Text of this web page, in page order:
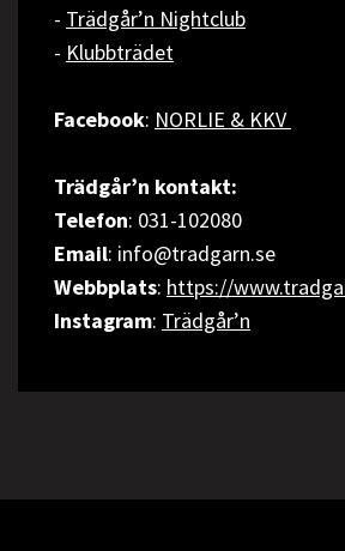
- Trädgår’n Nightclub
- Klubbträdet
Facebook: NORLIE & KKV
Trädgår’n kontakt:
Telefon: 031-102080
Email: info@tradgarn.se
Webbplats: https://
Instagram: Trädgår’n